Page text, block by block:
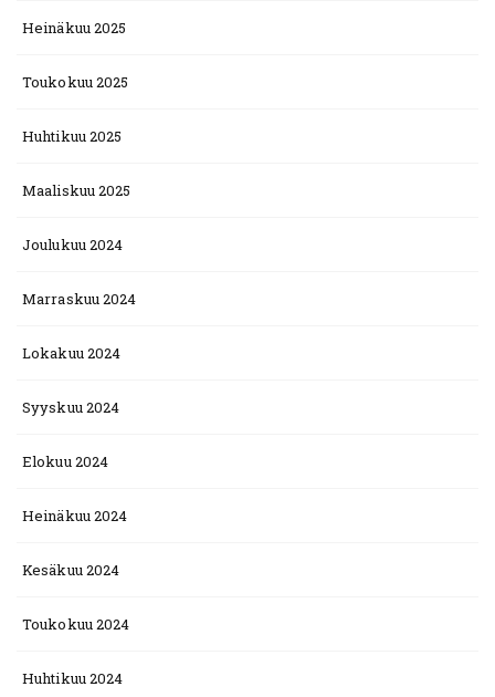
Heinäkuu 2025
Toukokuu 2025
Huhtikuu 2025
Maaliskuu 2025
Joulukuu 2024
Marraskuu 2024
Lokakuu 2024
Syyskuu 2024
Elokuu 2024
Heinäkuu 2024
Kesäkuu 2024
Toukokuu 2024
Huhtikuu 2024